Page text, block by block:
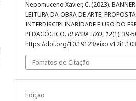
Nepomuceno Xavier, C. (2023).
LEITURA DA OBRA DE ARTE:
INTERDISCIPLINARIDADE E USO DO
PEDAGÓGICO. REVISTA EIXO, 12(1), 39-
https://doi.org/10.19123/
Fomatos de Citação
Edição